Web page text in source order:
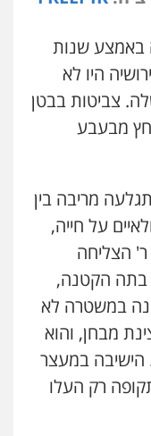
באמצע שנות
היו לא
צביטות בבטן
מבעבע
מריבה בין
על חייה,
הצליחה
בתה הקטנה,
במשטרה לא
מבחן, והוא
במעצר
רק העלו